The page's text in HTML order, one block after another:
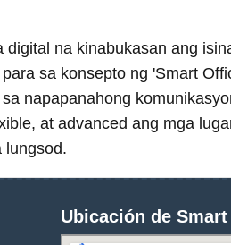
na kinabukasan ang
sa konsepto ng 'Smart
napapanahong
at advanced ang mga
lungsod.
Ubicación de